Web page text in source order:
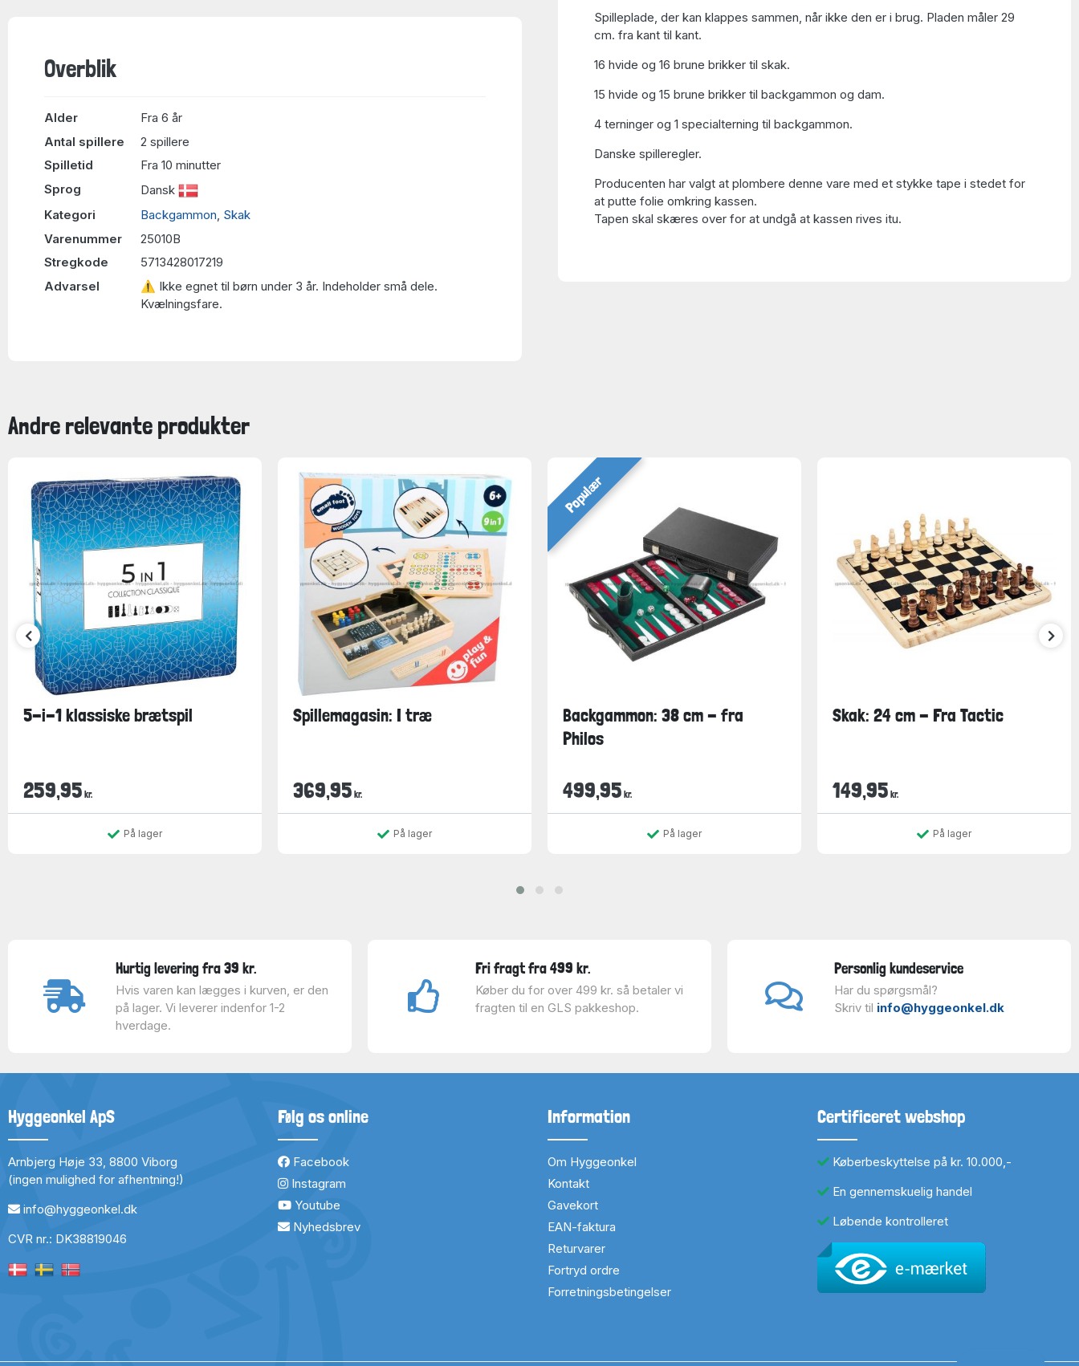
Overblik
Alder
Fra 6 år
Antal spillere
2 spillere
Spilletid
Fra 10 minutter
Sprog
Dansk
Kategori
Backgammon, Skak
Varenummer
25010B
Stregkode
5713428017219
Advarsel
⚠ Ikke egnet til børn under 3 år. Indeholder små dele.
Kvælningsfare.
Spilleplade, der kan klappes sammen, når ikke den er i brug. Pladen måler 29
cm. fra kant til kant.
16 hvide og 16 brune brikker til skak.
15 hvide og 15 brune brikker til backgammon og dam.
4 terninger og 1 specialterning til backgammon.
Danske spilleregler.
Producenten har valgt at plombere denne vare med et stykke tape i stedet for
at putte folie omkring kassen.
Tapen skal skæres over for at undgå at kassen rives itu.
Andre relevante produkter
5-i-1 klassiske brætspil
259,95 kr.
På lager
Spillemagasin: I træ
369,95 kr.
På lager
Populær
Backgammon: 38 cm - fra
Philos
499,95 kr.
På lager
Skak: 24 cm - Fra Tactic
149,95 kr.
På lager
Hurtig levering fra 39 kr.
Hvis varen kan lægges i kurven, er den
på lager. Vi leverer indenfor 1-2
hverdage.
Fri fragt fra 499 kr.
Køber du for over 499 kr. så betaler vi
fragten til en GLS pakkeshop.
Personlig kundeservice
Har du spørgsmål?
Skriv til info@hyggeonkel.dk
Hyggeonkel ApS
Arnbjerg Høje 33, 8800 Viborg
(ingen mulighed for afhentning!)
info@hyggeonkel.dk
CVR nr.: DK38819046
Følg os online
Facebook
Instagram
Youtube
Nyhedsbrev
Information
Om Hyggeonkel
Kontakt
Gavekort
EAN-faktura
Returvarer
Fortryd ordre
Forretningsbetingelser
Certificeret webshop
Køberbeskyttelse på kr. 10.000,-
En gennemskuelig handel
Løbende kontrolleret